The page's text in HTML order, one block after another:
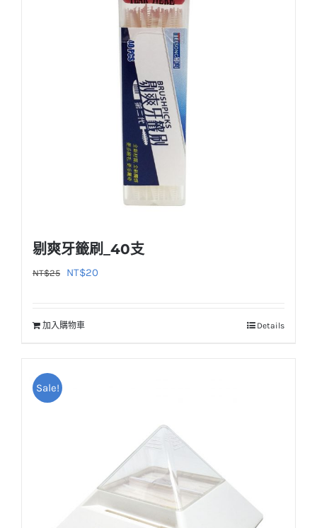
剔爽牙籤刷_40支
NT$25
原
格：
NT$20
加入購物車 Details
Sale!